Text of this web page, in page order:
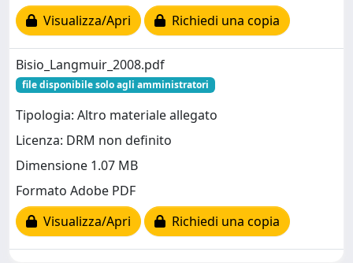
Visualizza/Apri
Richiedi una copia
Bisio_Langmuir_2008.pdf
file disponibile solo agli amministratori
Tipologia: Altro materiale allegato
Licenza: DRM non definito
Dimensione 1.07 MB
Formato Adobe PDF
Visualizza/Apri
Richiedi una copia